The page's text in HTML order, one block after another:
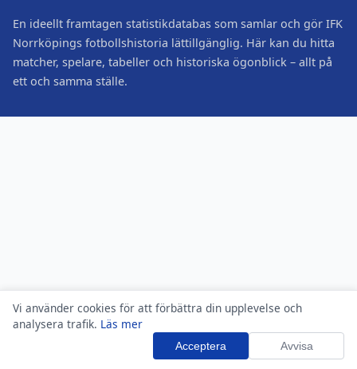
Vi använder cookies för att förbättra din upplevelse och
analysera trafik. Läs mer
Acceptera Avvisa
En ideellt framtagen statistikdatabas som samlar och gör IFK
Norrköpings fotbollshistoria lättillgänglig. Här kan du hitta
matcher, spelare, tabeller och historiska ögonblick – allt på
ett och samma ställe.